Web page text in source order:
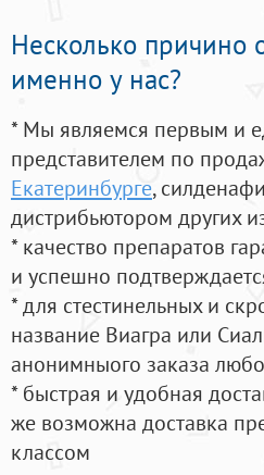
Несколько причино
именно у нас?
* Мы являемся первым и
представителем по
Екатеринбурге,
дистрибьютором других
* качество препаратов
и успешно
* для стестинельных и
название Виагра или
анонимныого заказа
* быстрая и удобная
же возможна доставка
классом